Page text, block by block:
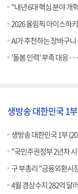
"내년 6대 핵심 분야 개
2026 올림픽 아이스하
AI가 추천하는 장바구
'돌봄 인력' 부족 대응···자
생방송 대한민국 1부
생방송 대한민국 1부
"국민주권정부 2년차
구 부총리 "금융외환시장
4월 경상수지 282억 달